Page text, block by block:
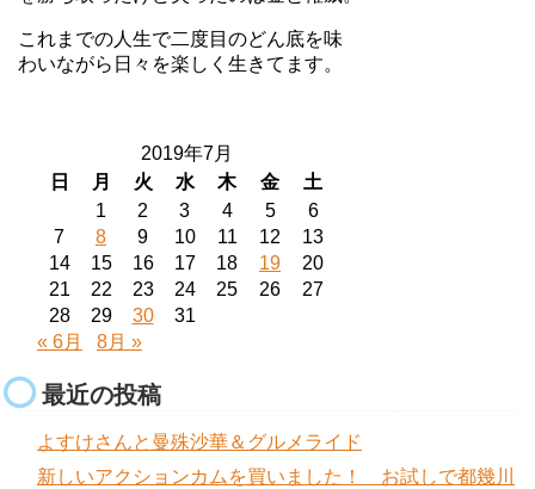
これまでの人生で二度目のどん底を味
わいながら日々を楽しく生きてます。
2019年7月
日
月 火 水 木 金
土
1
2 3 4 5
6
7
8 9 10 11 12
13
14
15 16 17 18 19
20
21
22 23 24 25 26
27
28
29 30
31
« 6月
8月 »
最近の投稿
よすけさんと曼殊沙華＆グルメライド
新しいアクションカムを買いました！ お試しで都幾川